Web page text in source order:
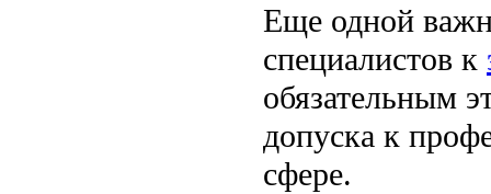
Еще одной
специалистов к
обязательным
допуска к
сфере.